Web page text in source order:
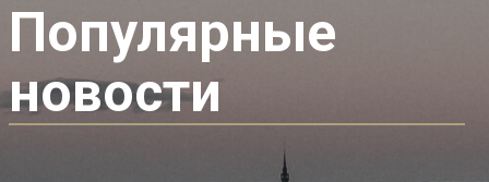
Популярные
новости